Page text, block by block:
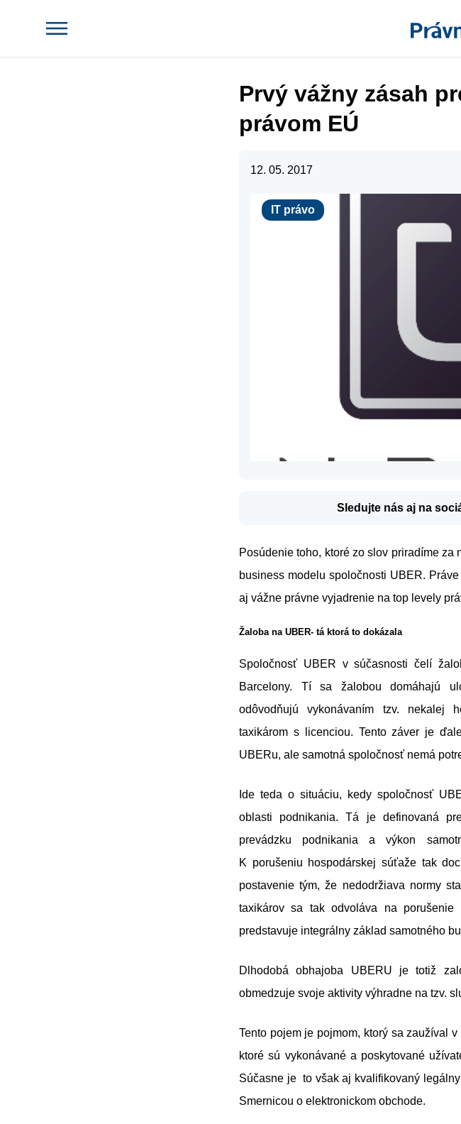
Prvý vážny zásah
právom EÚ
12. 05. 2017
IT právo
IT právo
Sledujte nás aj na
Posúdenie toho, ktoré zo slov priradíme
business modelu spoločnosti UBER.
aj vážne právne vyjadrenie na top levely
Žaloba na UBER- tá ktorá to dokázala
Spoločnosť UBER v súčasnosti čelí
Barcelony. Tí sa žalobou domáhajú
odôvodňujú vykonávaním tzv. nekalej
taxikárom s licenciou. Tento záver je
UBERu, ale samotná spoločnosť nemá
Ide teda o situáciu, kedy spoločnosť
oblasti podnikania. Tá je definovaná
prevádzku podnikania a výkon
K porušeniu hospodárskej súťaže tak
postavenie tým, že nedodržiava normy
taxikárov sa tak odvoláva na porušenie
predstavuje integrálny základ samotného
Dlhodobá obhajoba UBERU je totiž
obmedzuje svoje aktivity výhradne na tzv.
Tento pojem je pojmom, ktorý sa zaužíval
ktoré sú vykonávané a poskytované
Súčasne je to však aj kvalifikovaný
Smernicou o elektronickom obchode.